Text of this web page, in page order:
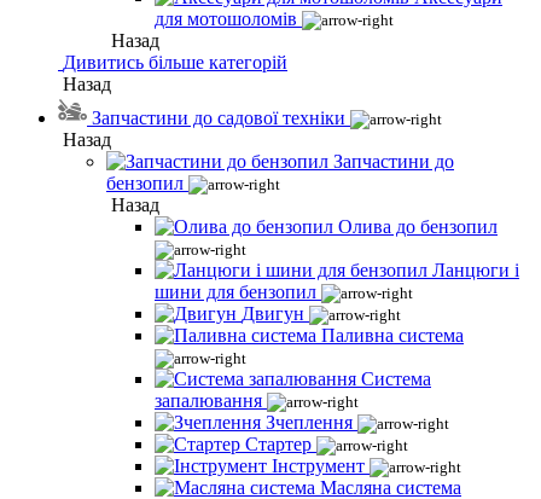
для мотошоломів
Назад
Дивитись більше категорій
Назад
Запчастини до садової техніки
Назад
Запчастини до
бензопил
Назад
Олива до бензопил
Ланцюги і
шини для бензопил
Двигун
Паливна система
Система
запалювання
Зчеплення
Стартер
Інструмент
Масляна система